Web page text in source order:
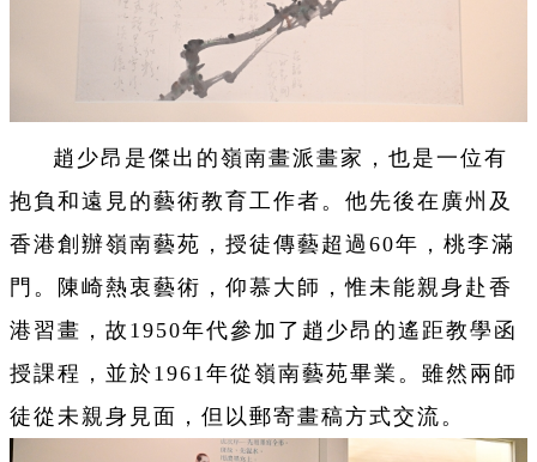
趙少昂是傑出的嶺南畫派畫家，也是一位有
抱負和遠見的藝術教育工作者。他先後在廣州及
香港創辦嶺南藝苑，授徒傳藝超過60年，桃李滿
門。陳崎熱衷藝術，仰慕大師，惟未能親身赴香
港習畫，故1950年代參加了趙少昂的遙距教學函
授課程，並於1961年從嶺南藝苑畢業。雖然兩師
徒從未親身見面，但以郵寄畫稿方式交流。